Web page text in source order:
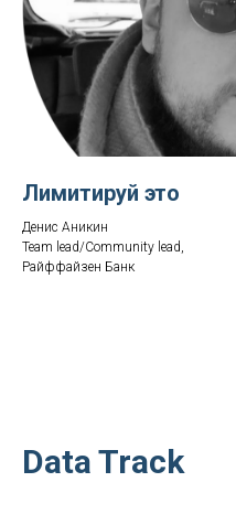
Лимитируй это
Денис Аникин
Team lead/Community lead,
Райффайзен Банк
Data Track